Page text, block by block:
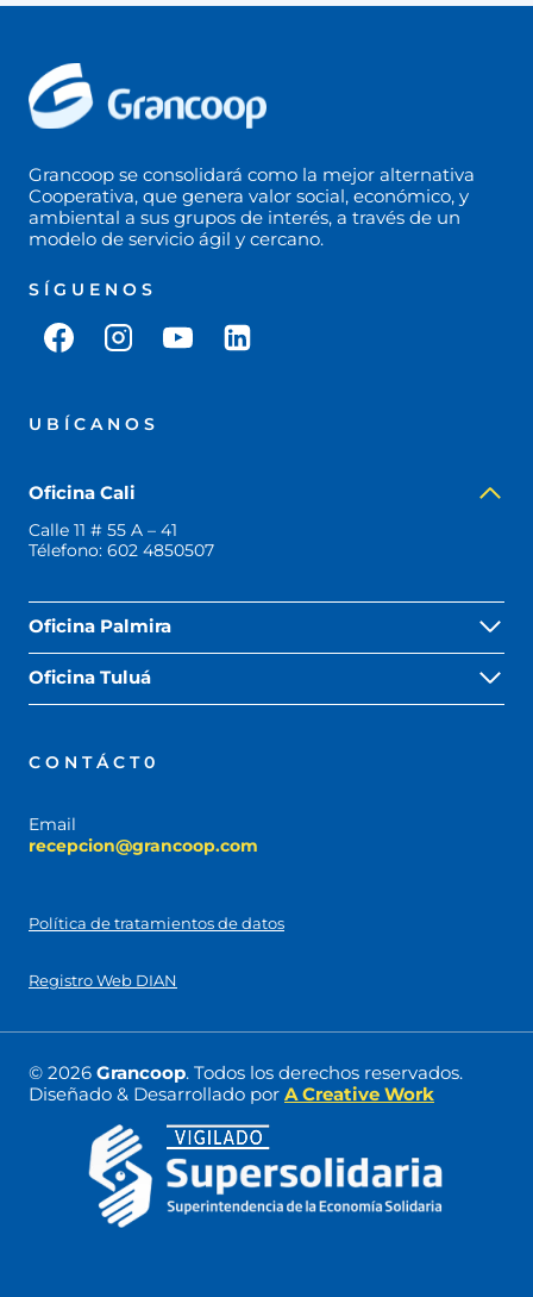
Grancoop se consolidará como la mejor alternativa
Cooperativa, que genera valor social, económico, y
ambiental a sus grupos de interés, a través de un
modelo de servicio ágil y cercano.
SÍGUENOS
UBÍCANOS
Oficina Cali
Calle 11 # 55 A – 41
Télefono: 602 4850507
Oficina Palmira
Oficina Tuluá
CONTÁCT0
Email
recepcion@grancoop.com
Política de tratamientos de datos
Registro Web DIAN
© 2026 Grancoop. Todos los derechos reservados.
Diseñado & Desarrollado por A Creative Work